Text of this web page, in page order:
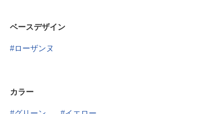
ベースデザイン
ローザンヌ
カラー